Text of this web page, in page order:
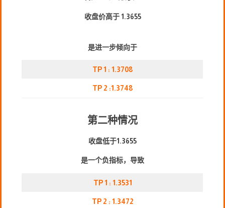
收盘价高于 1.3655
是进一步倾向于
TP 1 : 1.3708
TP 2 :1.3748
第二种情况
收盘低于1.3655
是一个负指标，导致
TP 1 : 1.3531
TP 2 : 1.3472